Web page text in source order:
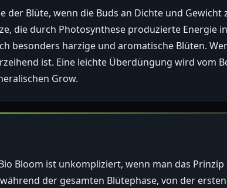
der Blüte, wenn die Buds an Dichte und
die durch Photosynthese produzierte Energie
besonders harzige und aromatische Blüten.
ist. Eine leichte Überdüngung wird vom
Grow.
Bloom ist unkompliziert, wenn man das
der gesamten Blütephase, von der